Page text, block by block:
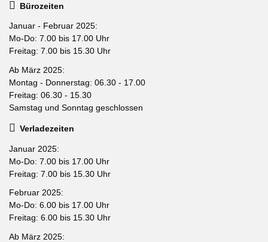
Bürozeiten
Januar - Februar 2025:
Mo-Do: 7.00 bis 17.00 Uhr
Freitag: 7.00 bis 15.30 Uhr
Ab März 2025:
Montag - Donnerstag: 06.30 - 17.00
Freitag: 06.30 - 15.30
Samstag und Sonntag geschlossen
Verladezeiten
Januar 2025:
Mo-Do: 7.00 bis 17.00 Uhr
Freitag: 7.00 bis 15.30 Uhr
Februar 2025:
Mo-Do: 6.00 bis 17.00 Uhr
Freitag: 6.00 bis 15.30 Uhr
Ab März 2025: